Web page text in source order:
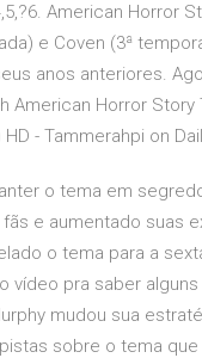
American Horror
e Coven (3ª
anos anteriores.
American Horror
- Tammerahpi on
o tema em
e aumentado suas
o tema para a
vídeo pra saber
mudou sua
sobre o tema